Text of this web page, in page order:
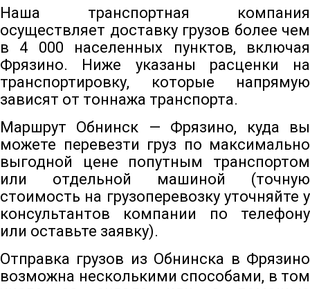
Наша транспортная компания
осуществляет доставку грузов более чем
в 4 000 населенных пунктов, включая
Фрязино. Ниже указаны расценки на
транспортировку, которые напрямую
зависят от тоннажа транспорта.
Маршрут Обнинск — Фрязино, куда вы
можете перевезти груз по максимально
выгодной цене попутным транспортом
или отдельной машиной (точную
стоимость на грузоперевозку уточняйте у
консультантов компании по телефону
или оставьте заявку).
Отправка грузов из Обнинска в Фрязино
возможна несколькими способами, в том